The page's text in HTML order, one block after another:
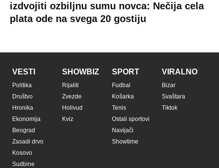
izdvojiti ozbiljnu sumu novca: Nečija cela
plata ode na svega 20 gostiju
VESTI
Politika
Društvo
Hronika
Ekonomija
Beograd
Zasadi drvo
Kosovo
Sudbine
SHOWBIZ
Rijaliti
Zvezde
Holivud
Kviz
SPORT
Fudbal
Košarka
Tenis
Ostali sportovi
Navijači
Showtime
VIRALNO
Bizar
Svaštara
Tiktok